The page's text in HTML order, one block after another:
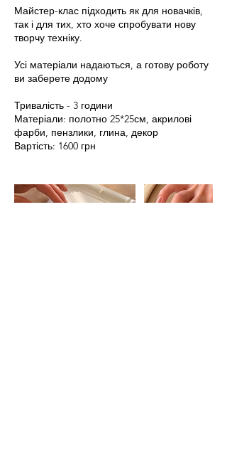
Майстер-клас підходить як для новачків,
так і для тих, хто хоче спробувати нову
творчу техніку.
Усі матеріали надаються, а готову роботу
ви заберете додому
Тривалість - 3 години
Матеріали: полотно 25*25см, акрилові
фарби, пензлики, глина, декор
Вартість: 1600 грн